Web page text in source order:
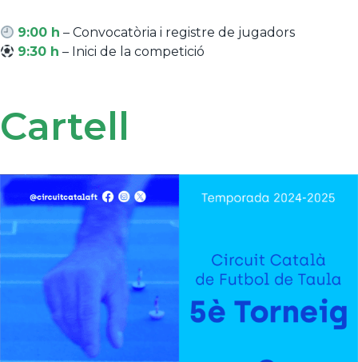
9:00 h – Convocatòria i registre de jugadors
9:30 h – Inici de la competició
Cartell